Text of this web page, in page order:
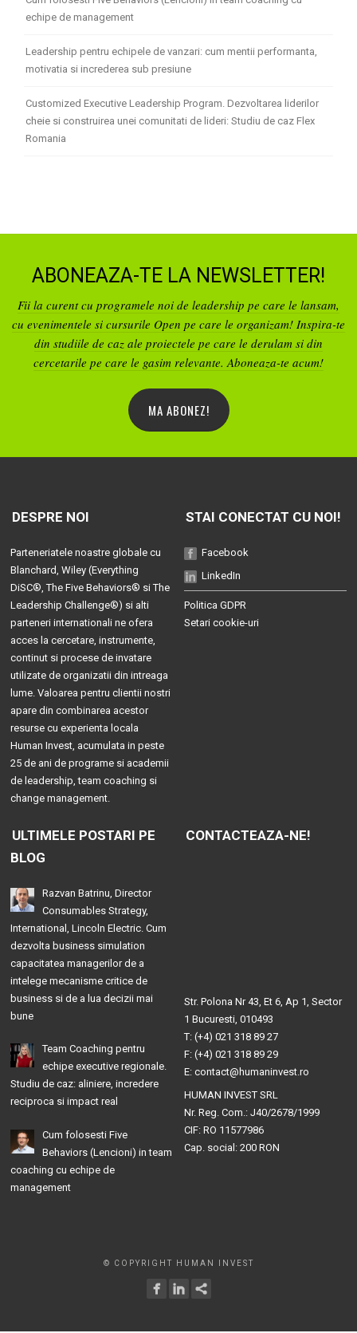
echipe de management
Leadership pentru echipele de vanzari: cum mentii performanta,
motivatia si increderea sub presiune
Customized Executive Leadership Program. Dezvoltarea liderilor
cheie si construirea unei comunitati de lideri: Studiu de caz Flex
Romania
ABONEAZA-TE LA NEWSLETTER!
Fii la curent cu programele noi de leadership pe care le lansam,
cu evenimentele si cursurile Open pe care le organizam! Inspira-te
din studiile de caz ale proiectele pe care le derulam si din
cercetarile pe care le gasim relevante. Aboneaza-te acum!
MA ABONEZ!
DESPRE NOI
Parteneriatele noastre globale cu
Blanchard , Wiley (Everything
DiSC® ,The Five Behaviors® siThe
Leadership Challenge®) si alti
parteneri internationali ne ofera
acces la cercetare, instrumente,
continut si procese de invatare
utilizate de organizatii din intreaga
lume. Valoarea pentru clientii nostri
apare din combinarea acestor
resurse cu experienta locala
Human Invest, acumulata in peste
25 de ani de programe si academii
de leadership, team coaching si
change management.
STAI CONECTAT CU NOI!
Facebook
LinkedIn
Politica GDPR
Setari cookie-uri
ULTIMELE POSTARI PE
BLOG
Razvan Batrinu, Director
Consumables Strategy,
International, Lincoln Electric. Cum
dezvolta business simulation
capacitatea managerilor de a
intelege mecanisme critice de
business si de a lua decizii mai
bune
Team Coaching pentru
echipe executive regionale.
Studiu de caz: aliniere, incredere
reciproca si impact real
Cum folosesti Five
Behaviors (Lencioni) in team
coaching cu echipe de
management
CONTACTEAZA-NE!
Str. Polona Nr 43, Et 6, Ap 1, Sector
1 Bucuresti, 010493
T: (+4) 021 318 89 27
F: (+4) 021 318 89 29
E: contact@humaninvest.ro
HUMAN INVEST SRL
Nr. Reg. Com.: J40/2678/1999
CIF: RO 11577986
Cap. social: 200 RON
© COPYRIGHT HUMAN INVEST